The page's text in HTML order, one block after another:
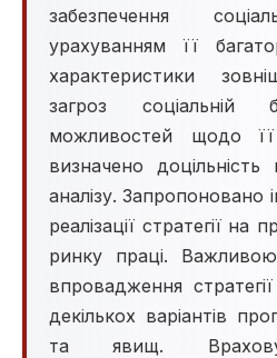
забезпечення
урахуванням її
характеристики
загроз
можливостей щодо її
визначено
аналізу. Запропоновано
реалізації стратегії на
ринку праці.
впровадження
декількох варіантів
та явищ.